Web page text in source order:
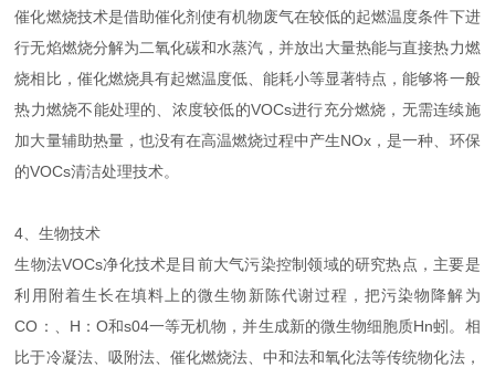
催化燃烧技术是借助催化剂使有机物废气在较低的起燃温度条件下进
行无焰燃烧分解为二氧化碳和水蒸汽，并放出大量热能与直接热力燃
烧相比，催化燃烧具有起燃温度低、能耗小等显著特点，能够将一般
热力燃烧不能处理的、浓度较低的VOCs进行充分燃烧，无需连续施
加大量辅助热量，也没有在高温燃烧过程中产生NOx，是一种、环保
的VOCs清洁处理技术。
4、生物技术
生物法VOCs净化技术是目前大气污染控制领域的研究热点，主要是
利用附着生长在填料上的微生物新陈代谢过程，把污染物降解为
CO：、H：O和s04一等无机物，并生成新的微生物细胞质Hn蚓。相
比于冷凝法、吸附法、催化燃烧法、中和法和氧化法等传统物化法，